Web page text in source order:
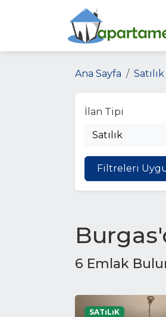
Ana Sayfa
İlan Tipi
Satılık
Filtreleri
6 Emlak
SATıLıK